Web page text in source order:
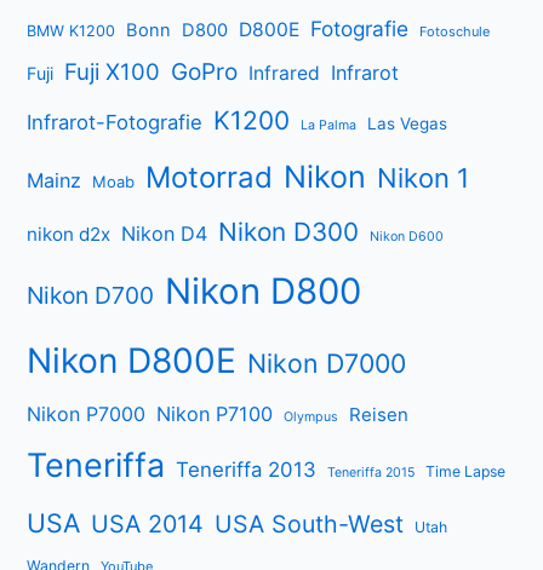
BMW K1200 Bonn D800 D800E Fotografie Fotoschule
Fuji Fuji X100 GoPro Infrared Infrarot
Infrarot-Fotografie K1200 La Palma Las Vegas
Mainz Moab Motorrad Nikon Nikon 1
nikon d2x Nikon D4 Nikon D300 Nikon D600
Nikon D700 Nikon D800
Nikon D800E Nikon D7000
Nikon P7000 Nikon P7100 Olympus Reisen
Teneriffa Teneriffa 2013 Teneriffa 2015 Time Lapse
USA USA 2014 USA South-West Utah
Wandern